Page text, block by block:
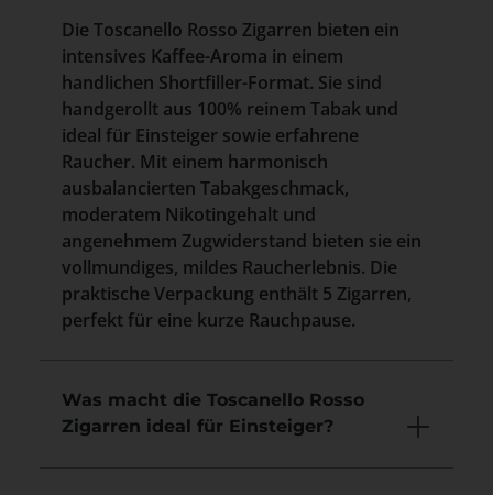
Die Toscanello Rosso Zigarren bieten ein
intensives Kaffee-Aroma in einem
handlichen Shortfiller-Format. Sie sind
handgerollt aus 100% reinem Tabak und
ideal für Einsteiger sowie erfahrene
Raucher. Mit einem harmonisch
ausbalancierten Tabakgeschmack,
moderatem Nikotingehalt und
angenehmem Zugwiderstand bieten sie ein
vollmundiges, mildes Raucherlebnis. Die
praktische Verpackung enthält 5 Zigarren,
perfekt für eine kurze Rauchpause.
Was macht die Toscanello Rosso
Zigarren ideal für Einsteiger?